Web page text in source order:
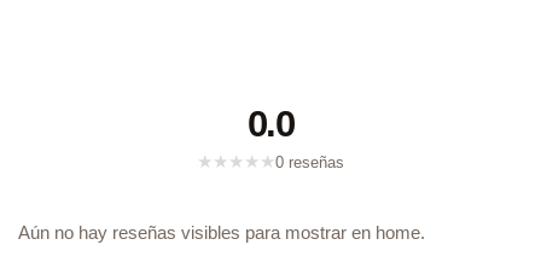
0.0
★ ★ ★ ★ ★0 reseñas
Aún no hay reseñas visibles para mostrar en home.